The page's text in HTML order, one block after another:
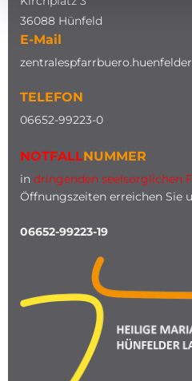
36088 Hünfeld
E-Mail
TELEFON
06652-99223-0
NOTFALLNUMMER
in dringenden seelsorglichen
Öffnungszeiten erreichen Sie
06652-99223-19